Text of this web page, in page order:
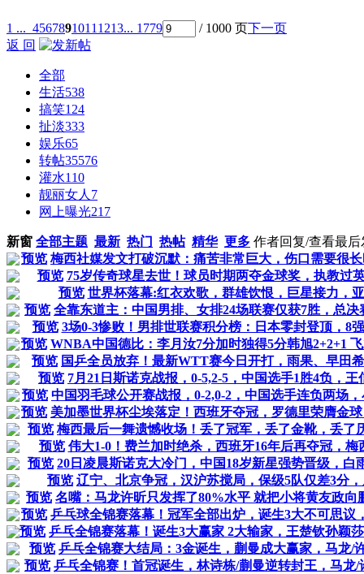
1 ... 4567891011 1213... 1779 / 1000 页下一页
返 回
全部
生活538
搞笑124
扯淡333
娱乐65
转帖35576
灌水110
靓丽女人 7
网上曝光217
新窗 全部主题 最新 热门 热帖 精华 更多 作者回复/查看最后
预览 梅西社媒发文打破沉默：痛苦非常巨大，伤口需要很
预览 75岁传奇球星去世！球员时期两夺金球奖，执教过
预览 世界杯落幕:红衣欢歌，群雄饮恨，巨星接力，
预览 全靠东道主：中国男排、女排24场联赛仅获7胜，总决
预览 3场0-3惨败！男排世联赛积分榜：日本零封登顶，8
预览 WNBA中国德比：李月汝7分加时独得5分韩旭2+2+1
预览 国乒全员放弃！最新WTT赛今日开打，雨果、早田
预览 7月21日斯诺克战报，0-5,2-5，中国选手1胜4负，王
预览 中国羽毛球公开赛战报，0-2,0-2，中国选手连负两场
预览 美加墨世界杯尘埃落定！西班牙夺冠，罗德里荣膺金
预览 梅西最后一舞遗憾收场！丢了冠军，丢了金靴，丢了
预览 伟大1-0！费兰加时绝杀，西班牙16年后再夺冠，梅
预览 20日凌晨斯诺克大冷门，中国18岁新星强势晋级，白
预览 辽宁、北京争冠，汉沪苏搅局，保级5队仅差3分
预览 名嘴：马龙许昕只发挥了80%水平 就把小将黄友政向
预览 乒乓球全锦赛落幕！冠军全部出炉，诞生3大不可思议
预览 乒乓全锦赛落幕！诞生3大赢家 2大输家，王楚钦孙颖
预览 乒乓全锦赛大结局：3金诞生，蒯曼成大赢家，马龙/
预览 乒乓全锦赛！首冠诞生，林诗栋/蒯曼逆转封王，马龙/